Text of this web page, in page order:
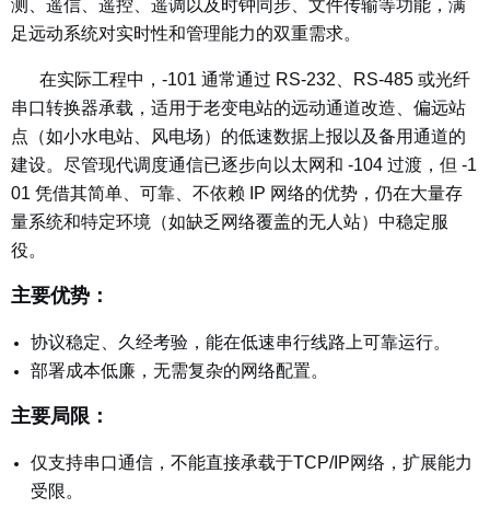
测、遥信、遥控、遥调以及时钟同步、文件传输等功能，满
足远动系统对实时性和管理能力的双重需求。
在实际工程中，-101 通常通过 RS-232、RS-485 或光纤
串口转换器承载，适用于老变电站的远动通道改造、偏远站
点（如小水电站、风电场）的低速数据上报以及备用通道的
建设。尽管现代调度通信已逐步向以太网和 -104 过渡，但 -1
01 凭借其简单、可靠、不依赖 IP 网络的优势，仍在大量存
量系统和特定环境（如缺乏网络覆盖的无人站）中稳定服
役。
主要优势：
协议稳定、久经考验，能在低速串行线路上可靠运行。
部署成本低廉，无需复杂的网络配置。
主要局限：
仅支持串口通信，不能直接承载于TCP/IP网络，扩展能力
受限。